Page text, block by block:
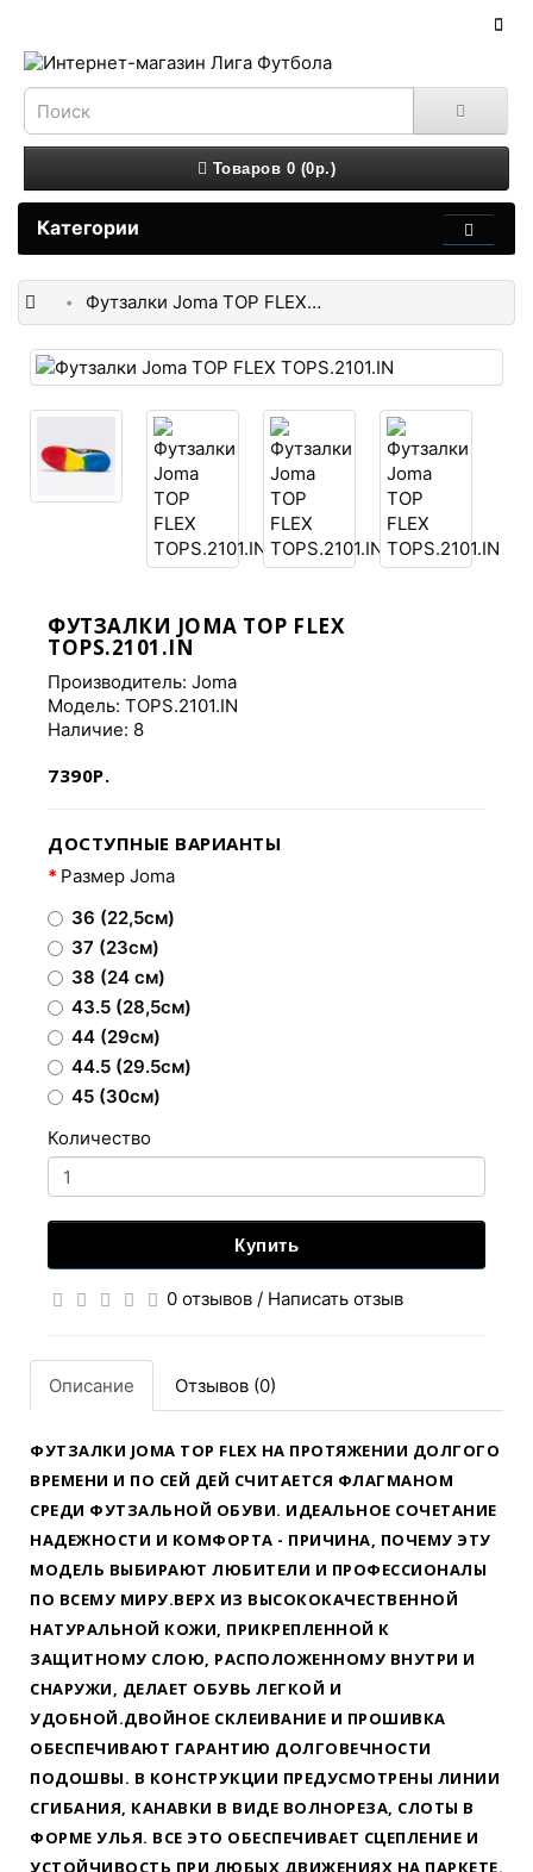
Товаров 0 (0р.)
Категории
Футзалки Joma TOP FLEX TOPS.2101.IN
ФУТЗАЛКИ JOMA TOP FLEX
TOPS.2101.IN
Производитель: Joma
Модель: TOPS.2101.IN
Наличие: 8
7390Р.
ДОСТУПНЫЕ ВАРИАНТЫ
Размер Joma
36 (22,5см)
37 (23см)
38 (24 см)
43.5 (28,5см)
44 (29см)
44.5 (29.5см)
45 (30см)
Количество
Купить
0 отзывов / Написать отзыв
Описание Отзывов (0)
ФУТЗАЛКИ JOMA TOP FLEX НА ПРОТЯЖЕНИИ ДОЛГОГО
ВРЕМЕНИ И ПО СЕЙ ДЕЙ СЧИТАЕТСЯ ФЛАГМАНОМ
СРЕДИ ФУТЗАЛЬНОЙ ОБУВИ. ИДЕАЛЬНОЕ СОЧЕТАНИЕ
НАДЕЖНОСТИ И КОМФОРТА - ПРИЧИНА, ПОЧЕМУ ЭТУ
МОДЕЛЬ ВЫБИРАЮТ ЛЮБИТЕЛИ И ПРОФЕССИОНАЛЫ
ПО ВСЕМУ МИРУ.ВЕРХ ИЗ ВЫСОКОКАЧЕСТВЕННОЙ
НАТУРАЛЬНОЙ КОЖИ, ПРИКРЕПЛЕННОЙ К
ЗАЩИТНОМУ СЛОЮ, РАСПОЛОЖЕННОМУ ВНУТРИ И
СНАРУЖИ, ДЕЛАЕТ ОБУВЬ ЛЕГКОЙ И
УДОБНОЙ.ДВОЙНОЕ СКЛЕИВАНИЕ И ПРОШИВКА
ОБЕСПЕЧИВАЮТ ГАРАНТИЮ ДОЛГОВЕЧНОСТИ
ПОДОШВЫ. В КОНСТРУКЦИИ ПРЕДУСМОТРЕНЫ ЛИНИИ
СГИБАНИЯ, КАНАВКИ В ВИДЕ ВОЛНОРЕЗА, СЛОТЫ В
ФОРМЕ УЛЬЯ. ВСЕ ЭТО ОБЕСПЕЧИВАЕТ СЦЕПЛЕНИЕ И
УСТОЙЧИВОСТЬ ПРИ ЛЮБЫХ ДВИЖЕНИЯХ НА ПАРКЕТЕ.